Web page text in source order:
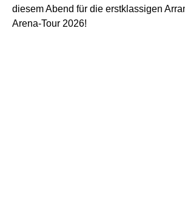
diesem Abend für die erstklassigen
Arena-Tour 2026!